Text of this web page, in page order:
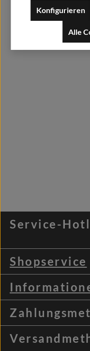
Service-
Shopservice
Konfigurieren
Alle